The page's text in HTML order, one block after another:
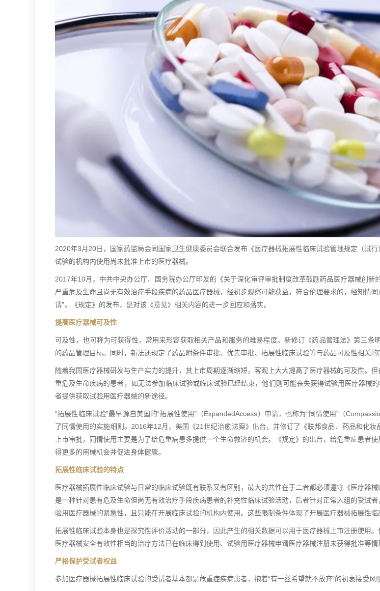
2020年3月20日，国家药监局会同国家卫生健康委员会联合发布《医疗器械拓展性临床试验管理规定（试
试验的机构内使用尚未批准上市的医疗器械。
2017年10月，中共中央办公厅、国务院办公厅印发的《关于深化审评审批制度改革鼓励药品医疗器械创
严重危及生命且尚无有效治疗手段疾病的药品医疗器械，经初步观察可能获益，符合伦理要求的，经知情
请”。《规定》的发布，是对该《意见》相关内容的进一步回应和落实。
提高医疗器械可及性
可及性，也可称为可获得性，常用来形容获取相关产品和服务的难易程度。新修订《药品管理法》第三条
的药品管理目标。同时，新法还规定了药品附条件审批、优先审批、拓展性临床试验等与药品可及性相关
随着我国医疗器械研发与生产实力的提升，其上市周期逐渐缩短，客观上大大提高了医疗器械的可及性。
重危及生命疾病的患者，如无法参加临床试验或临床试验已经结束，他们则可能丧失获得试验用医疗器械
者提供获取试验用医疗器械的新途径。
“拓展性临床试验”最早源自美国的“拓展性使用”（ExpandedAccess）申请，也称为“同情使用”（
了同情使用的实施细则。2016年12月，美国《21世纪治愈法案》出台，并修订了《联邦食品、药品和化
上市审批，同情使用主要是为了给危重病患多提供一个生命救济的机会。《规定》的出台，给危重症患者
得更多的用械机会并促进身体健康。
拓展性临床试验的特点
医疗器械拓展性临床试验与日常的临床试验既有联系又有区别，最大的共性在于二者都必须遵守《医疗器
是一种针对患有危及生命但尚无有效治疗手段疾病患者的补充性临床试验活动，后者针对正常入组的受试
验用医疗器械的紧急性，且只能在开展临床试验的机构内使用。这些限制条件体现了开展医疗器械拓展性临
拓展性临床试验本身也是探究性评价活动的一部分，因此产生的相关数据可以用于医疗器械上市注册使用
医疗器械安全有效性相当的治疗方法已在临床得到使用、试验用医疗器械申请医疗器械注册未获得批准等情
严格保护受试者权益
参加医疗器械拓展性临床试验的受试者基本都是危重症疾病患者，抱着“有一丝希望就不放弃”的初衷接受